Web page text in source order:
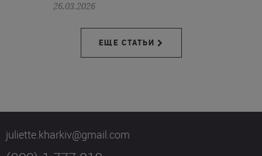
26.03.2026
ЕЩЕ СТАТЬИ
juliette.kharkiv@gmail.com